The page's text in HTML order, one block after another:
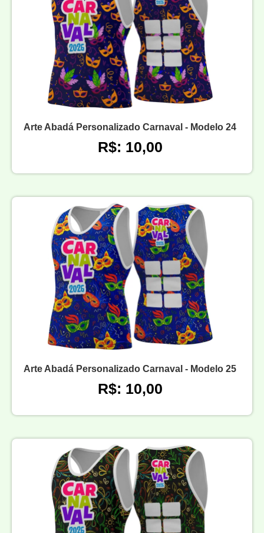
Arte Abadá Personalizado Carnaval - Modelo 24
R$: 10,00
Arte Abadá Personalizado Carnaval - Modelo 25
R$: 10,00